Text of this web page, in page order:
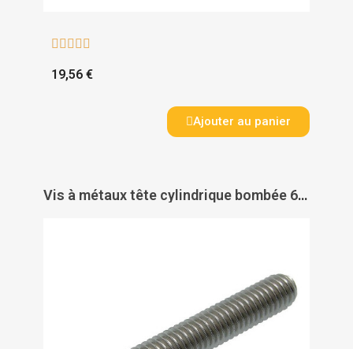
    
19,56 €
Ajouter au panier
Vis à métaux tête cylindrique bombée 6 pans creux inox A2 ISO 7380 - ACTON